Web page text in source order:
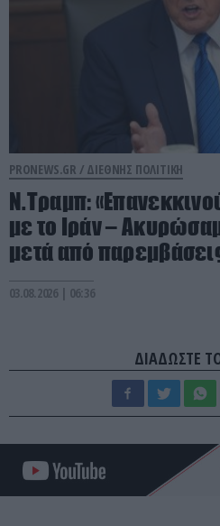
PRONEWS.GR / ΔΙΕΘΝΗΣ ΠΟΛΙΤΙΚΗ
Ν.Τραμπ:
με το Ιράν –
μετά από
03.08.2026 | 06:36
ΔΙΑΔΩΣΤΕ